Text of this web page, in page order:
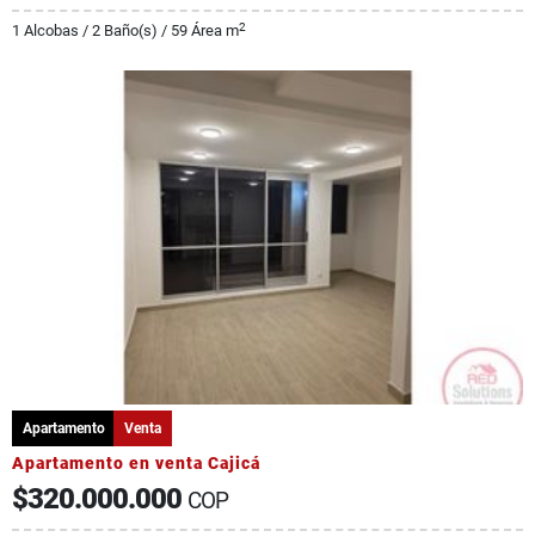
1 Alcobas / 2 Baño(s) / 59 Área m2
Apartamento Venta
Apartamento en venta Cajicá
$320.000.000 COP